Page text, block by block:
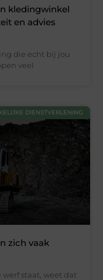
kledingwinkel
en advies
die echt bij jou
veel
DIENSTVERLENING
zich vaak
staat, weet dat